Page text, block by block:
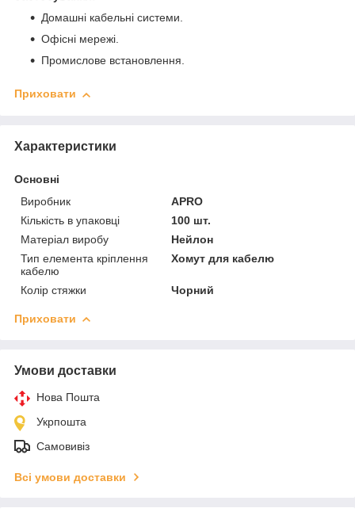
Домашні кабельні системи.
Офісні мережі.
Промислове встановлення.
Приховати
Характеристики
Основні
Виробник
APRO
Кількість в упаковці
100 шт.
Матеріал виробу
Нейлон
Тип елемента кріплення
кабелю
Хомут для кабелю
Колір стяжки Чорний
Приховати
Умови доставки
Нова Пошта
Укрпошта
Самовивіз
Всі умови доставки